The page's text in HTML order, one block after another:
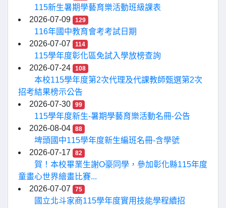
115新生暑期學藝育樂活動班級課表
2026-07-09
129
116年國中教育會考考試日期
2026-07-07
114
115學年度彰化區免試入學放榜查詢
2026-07-24
108
本校115學年度第2次代理及代課教師甄選第2次
招考結果榜示公告
2026-07-30
99
115學年度新生-暑期學藝育樂活動名冊-公告
2026-08-04
88
埤頭國中115學年度新生編班名冊-含學號
2026-07-17
82
賀！本校畢業生謝O豪同學，參加彰化縣115年度
童畫心世界繪畫比賽...
2026-07-07
75
國立北斗家商115學年度實用技能學程續招